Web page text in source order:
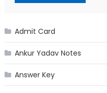
Admit Card
Ankur Yadav Notes
Answer Key